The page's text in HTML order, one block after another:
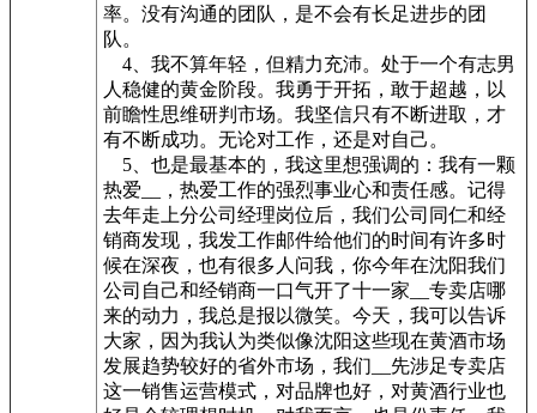
率。没有沟通的团队，是不会有长足进步的团
队。
4、我不算年轻，但精力充沛。处于一个有志男
人稳健的黄金阶段。我勇于开拓，敢于超越，以
前瞻性思维研判市场。我坚信只有不断进取，才
有不断成功。无论对工作，还是对自己。
5、也是最基本的，我这里想强调的：我有一颗
热爱__，热爱工作的强烈事业心和责任感。记得
去年走上分公司经理岗位后，我们公司同仁和经
销商发现，我发工作邮件给他们的时间有许多时
候在深夜，也有很多人问我，你今年在沈阳我们
公司自己和经销商一口气开了十一家__专卖店哪
来的动力，我总是报以微笑。今天，我可以告诉
大家，因为我认为类似像沈阳这些现在黄酒市场
发展趋势较好的省外市场，我们__先涉足专卖店
这一销售运营模式，对品牌也好，对黄酒行业也